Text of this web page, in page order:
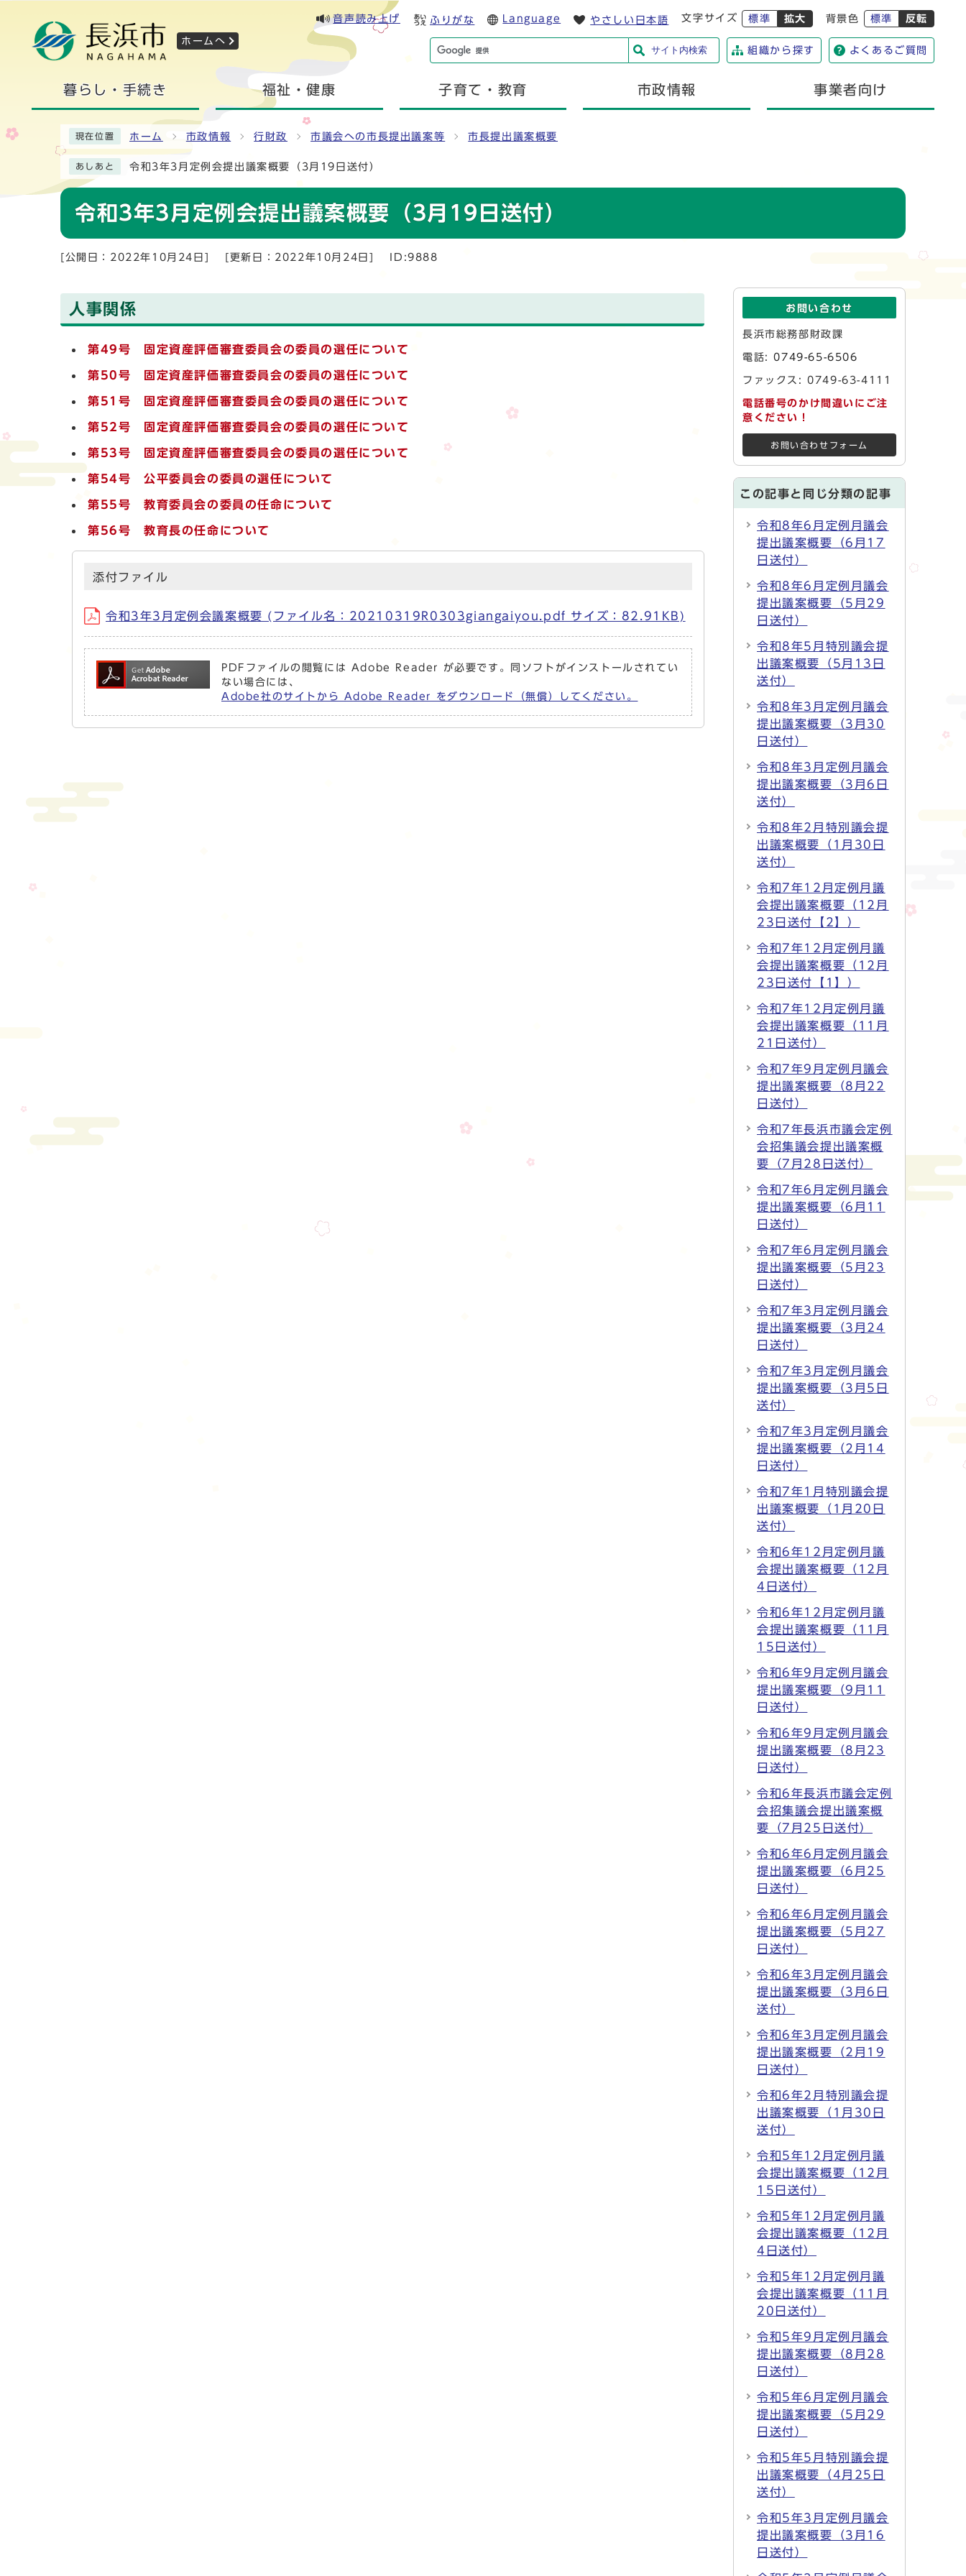
ホームへ
音声読み上げ ふりがな Language やさしい日本語 文字サイズ 標準 拡大 背景色 標準 反転
サイト内検索 組織から探す よくあるご質問
暮らし・手続き 福祉・健康 子育て・教育 市政情報 事業者向け
現在位置 ホーム 市政情報 行財政 市議会への市長提出議案等 市長提出議案概要
あしあと 令和3年3月定例会提出議案概要（3月19日送付）
令和3年3月定例会提出議案概要（3月19日送付）
[公開日：2022年10月24日] [更新日：2022年10月24日] ID:9888
人事関係
第49号 固定資産評価審査委員会の委員の選任について
第50号 固定資産評価審査委員会の委員の選任について
第51号 固定資産評価審査委員会の委員の選任について
第52号 固定資産評価審査委員会の委員の選任について
第53号 固定資産評価審査委員会の委員の選任について
第54号 公平委員会の委員の選任について
第55号 教育委員会の委員の任命について
第56号 教育長の任命について
添付ファイル
令和3年3月定例会議案概要 (ファイル名：20210319R0303giangaiyou.pdf サイズ：82.91KB)
PDFファイルの閲覧には Adobe Reader が必要です。同ソフトがインストールされてい
ない場合には、
Adobe社のサイトから Adobe Reader をダウンロード（無償）してください。
お問い合わせ
長浜市総務部財政課
電話:0749-65-6506
ファックス: 0749-63-4111
電話番号のかけ間違いにご注
意ください！
お問い合わせフォーム
この記事と同じ分類の記事
令和8年6月定例月議会
提出議案概要（6月17
日送付）
令和8年6月定例月議会
提出議案概要（5月29
日送付）
令和8年5月特別議会提
出議案概要（5月13日
送付）
令和8年3月定例月議会
提出議案概要（3月30
日送付）
令和8年3月定例月議会
提出議案概要（3月6日
送付）
令和8年2月特別議会提
出議案概要（1月30日
送付）
令和7年12月定例月議
会提出議案概要（12月
23日送付【2】）
令和7年12月定例月議
会提出議案概要（12月
23日送付【1】）
令和7年12月定例月議
会提出議案概要（11月
21日送付）
令和7年9月定例月議会
提出議案概要（8月22
日送付）
令和7年長浜市議会定例
会招集議会提出議案概
要（7月28日送付）
令和7年6月定例月議会
提出議案概要（6月11
日送付）
令和7年6月定例月議会
提出議案概要（5月23
日送付）
令和7年3月定例月議会
提出議案概要（3月24
日送付）
令和7年3月定例月議会
提出議案概要（3月5日
送付）
令和7年3月定例月議会
提出議案概要（2月14
日送付）
令和7年1月特別議会提
出議案概要（1月20日
送付）
令和6年12月定例月議
会提出議案概要（12月
4日送付）
令和6年12月定例月議
会提出議案概要（11月
15日送付）
令和6年9月定例月議会
提出議案概要（9月11
日送付）
令和6年9月定例月議会
提出議案概要（8月23
日送付）
令和6年長浜市議会定例
会招集議会提出議案概
要（7月25日送付）
令和6年6月定例月議会
提出議案概要（6月25
日送付）
令和6年6月定例月議会
提出議案概要（5月27
日送付）
令和6年3月定例月議会
提出議案概要（3月6日
送付）
令和6年3月定例月議会
提出議案概要（2月19
日送付）
令和6年2月特別議会提
出議案概要（1月30日
送付）
令和5年12月定例月議
会提出議案概要（12月
15日送付）
令和5年12月定例月議
会提出議案概要（12月
4日送付）
令和5年12月定例月議
会提出議案概要（11月
20日送付）
令和5年9月定例月議会
提出議案概要（8月28
日送付）
令和5年6月定例月議会
提出議案概要（5月29
日送付）
令和5年5月特別議会提
出議案概要（4月25日
送付）
令和5年3月定例月議会
提出議案概要（3月16
日送付）